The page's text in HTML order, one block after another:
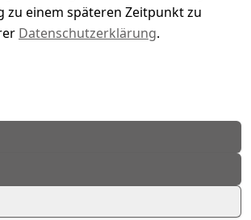
zu einem späteren Zeitpunkt zu
Datenschutzerklärung.